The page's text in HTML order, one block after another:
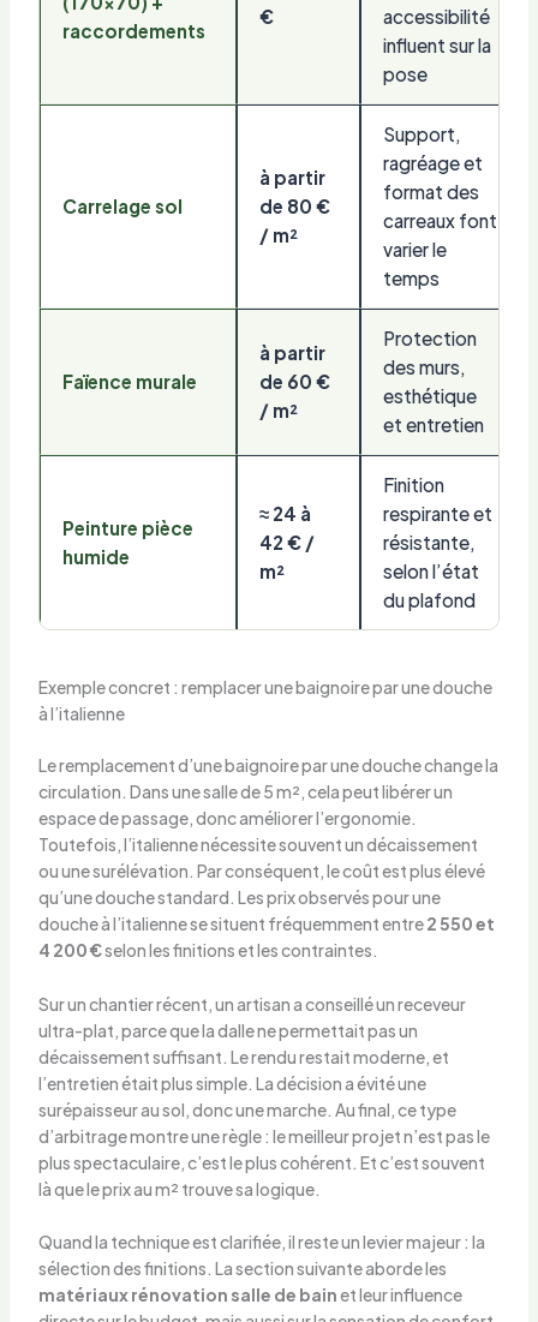
raccordements
€
accessibilité
influent sur la
pose
Carrelage sol
à partir
de 80 €
/ m²
Support,
ragréage et
format des
carreaux font
varier le
temps
Faïence murale
à partir
de 60 €
/ m²
Protection
des murs,
esthétique
et entretien
Peinture pièce
humide
≈ 24 à
42 € /
m²
Finition
respirante et
résistante,
selon l’état
du plafond
Exemple concret : remplacer une baignoire par une douche
à l’italienne
Le remplacement d’une baignoire par une douche change la
circulation. Dans une salle de 5 m², cela peut libérer un
espace de passage, donc améliorer l’ergonomie.
Toutefois, l’italienne nécessite souvent un décaissement
ou une surélévation. Par conséquent, le coût est plus élevé
qu’une douche standard. Les prix observés pour une
douche à l’italienne se situent fréquemment entre2 550 et
4 200 €selon les finitions et les contraintes.
Sur un chantier récent, un artisan a conseillé un receveur
ultra-plat, parce que la dalle ne permettait pas un
décaissement suffisant. Le rendu restait moderne, et
l’entretien était plus simple. La décision a évité une
surépaisseur au sol, donc une marche. Au final, ce type
d’arbitrage montre une règle : le meilleur projet n’est pas le
plus spectaculaire, c’est le plus cohérent. Et c’est souvent
là que le prix au m² trouve sa logique.
Quand la technique est clarifiée, il reste un levier majeur : la
sélection des finitions. La section suivante aborde les
matériaux rénovation salle de bainet leur influence